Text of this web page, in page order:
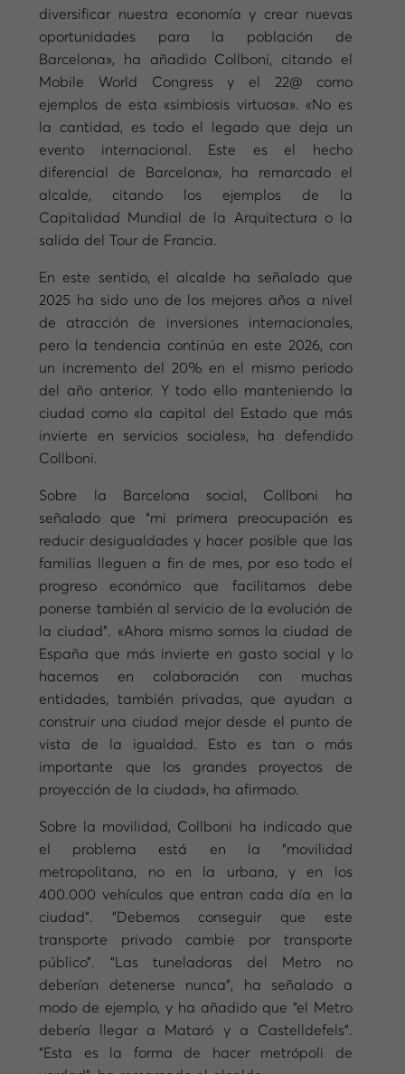
diversificar nuestra economía y crear nuevas
oportunidades para la población de
Barcelona», ha añadido Collboni, citando el
Mobile World Congress y el 22@ como
ejemplos de esta «simbiosis virtuosa». «No es
la cantidad, es todo el legado que deja un
evento internacional. Este es el hecho
diferencial de Barcelona», ha remarcado el
alcalde, citando los ejemplos de la
Capitalidad Mundial de la Arquitectura o la
salida del Tour de Francia.
En este sentido, el alcalde ha señalado que
2025 ha sido uno de los mejores años a nivel
de atracción de inversiones internacionales,
pero la tendencia continúa en este 2026, con
un incremento del 20% en el mismo periodo
del año anterior. Y todo ello manteniendo la
ciudad como «la capital del Estado que más
invierte en servicios sociales», ha defendido
Collboni.
Sobre la Barcelona social, Collboni ha
señalado que “mi primera preocupación es
reducir desigualdades y hacer posible que las
familias lleguen a fin de mes, por eso todo el
progreso económico que facilitamos debe
ponerse también al servicio de la evolución de
la ciudad”. «Ahora mismo somos la ciudad de
España que más invierte en gasto social y lo
hacemos en colaboración con muchas
entidades, también privadas, que ayudan a
construir una ciudad mejor desde el punto de
vista de la igualdad. Esto es tan o más
importante que los grandes proyectos de
proyección de la ciudad», ha afirmado.
Sobre la movilidad, Collboni ha indicado que
el problema está en la “movilidad
metropolitana, no en la urbana, y en los
400.000 vehículos que entran cada día en la
ciudad”. “Debemos conseguir que este
transporte privado cambie por transporte
público”. “Las tuneladoras del Metro no
deberían detenerse nunca”, ha señalado a
modo de ejemplo, y ha añadido que “el Metro
debería llegar a Mataró y a Castelldefels”.
“Esta es la forma de hacer metrópoli de